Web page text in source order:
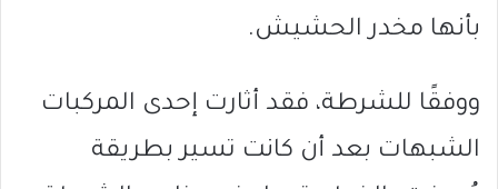
بأنها مخدر الحشيش.
ووفقًا للشرطة، فقد أثارت إحدى المركبات
الشبهات بعد أن كانت تسير بطريقة